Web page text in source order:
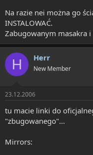
Na razie nei można go
INSTALOWAĆ.
Zabugowanym masakra
H Herr
New Member
23.12.2006
tu macie linki do
"zbugowanego"...
Mirrors: